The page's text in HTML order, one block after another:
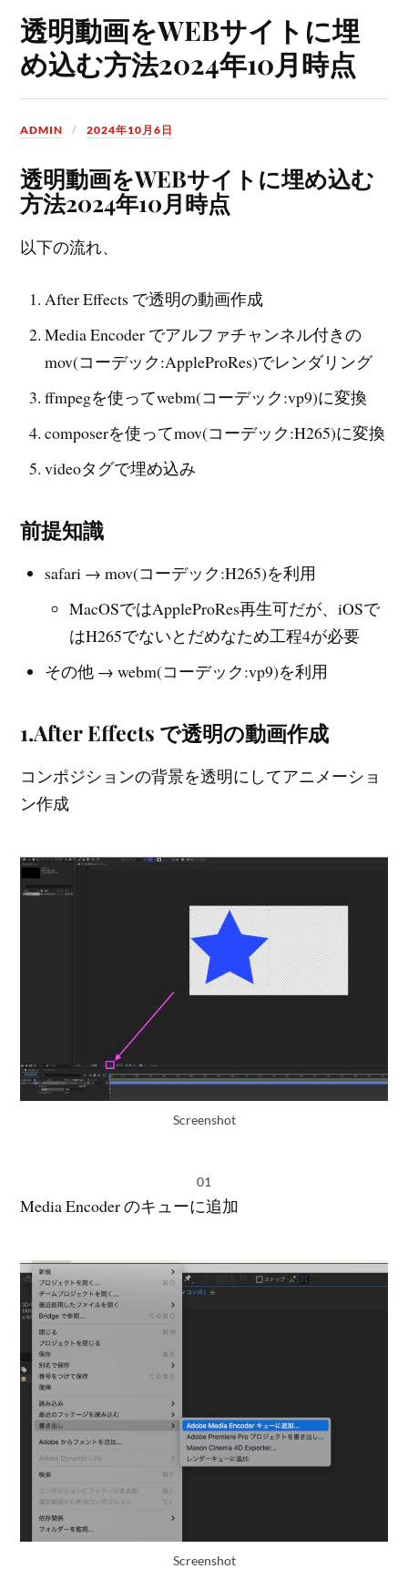
透明動画をWEBサイトに埋
め込む方法2024年10月時点
ADMIN 2024年10月6日
透明動画をWEBサイトに埋め込む
方法2024年10月時点
以下の流れ、
After Effects で透明の動画作成
Media Encoder でアルファチャンネル付きの
mov(コーデック:AppleProRes)でレンダリング
ffmpegを使ってwebm(コーデック:vp9)に変換
composerを使ってmov(コーデック:H265)に変換
videoタグで埋め込み
前提知識
safari → mov(コーデック:H265)を利用
MacOSではAppleProRes再生可だが、iOSで
はH265でないとだめなため工程4が必要
その他 → webm(コーデック:vp9)を利用
1.After Effects で透明の動画作成
コンポジションの背景を透明にしてアニメーショ
ン作成
Screenshot
01
Media Encoder のキューに追加
Screenshot